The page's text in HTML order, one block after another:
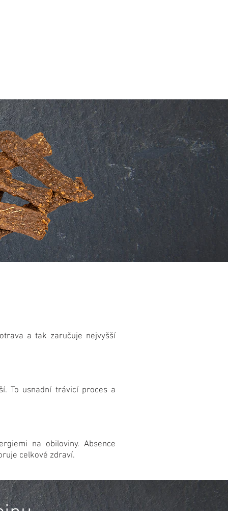
a tak zaručuje nejvyšší
To usnadní trávicí proces a
na obiloviny. Absence
celkové zdraví.